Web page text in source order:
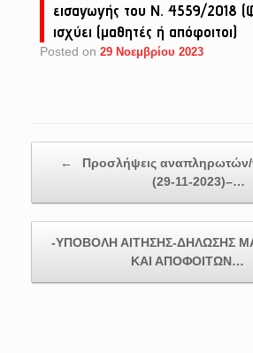
εισαγωγής του Ν. 4559/2018
ισχύει (μαθητές ή απόφοιτοι)
Posted on 29 Νοεμβρίου 2023
←
Προσλήψεις αναπληρωτών/
(29-11-2023)–…
-ΥΠΟΒΟΛΗ ΑΙΤΗΣΗΣ-ΔΗΛΩΣΗΣ
ΚΑΙ ΑΠΟΦΟΙΤΩΝ…